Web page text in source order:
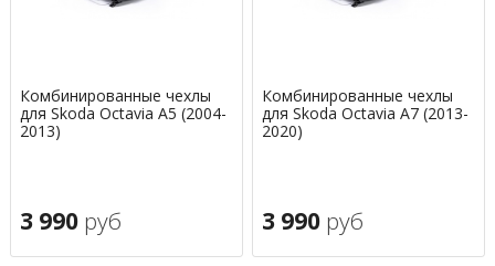
Комбинированные чехлы
для Skoda Octavia A5 (2004-
2013)
3 990 руб
Комбинированные чехлы
для Skoda Octavia A7 (2013-
2020)
3 990 руб